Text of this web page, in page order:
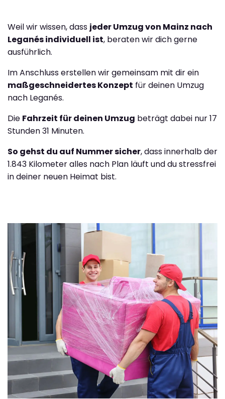
Weil wir wissen, dass jeder Umzug von Mainz nach
Leganés individuell ist, beraten wir dich gerne
ausführlich.
Im Anschluss erstellen wir gemeinsam mit dir ein
maßgeschneidertes Konzept für deinen Umzug
nach Leganés.
Die Fahrzeit für deinen Umzug beträgt dabei nur 17
Stunden 31 Minuten.
So gehst du auf Nummer sicher, dass innerhalb der
1.843 Kilometer alles nach Plan läuft und du stressfrei
in deiner neuen Heimat bist.